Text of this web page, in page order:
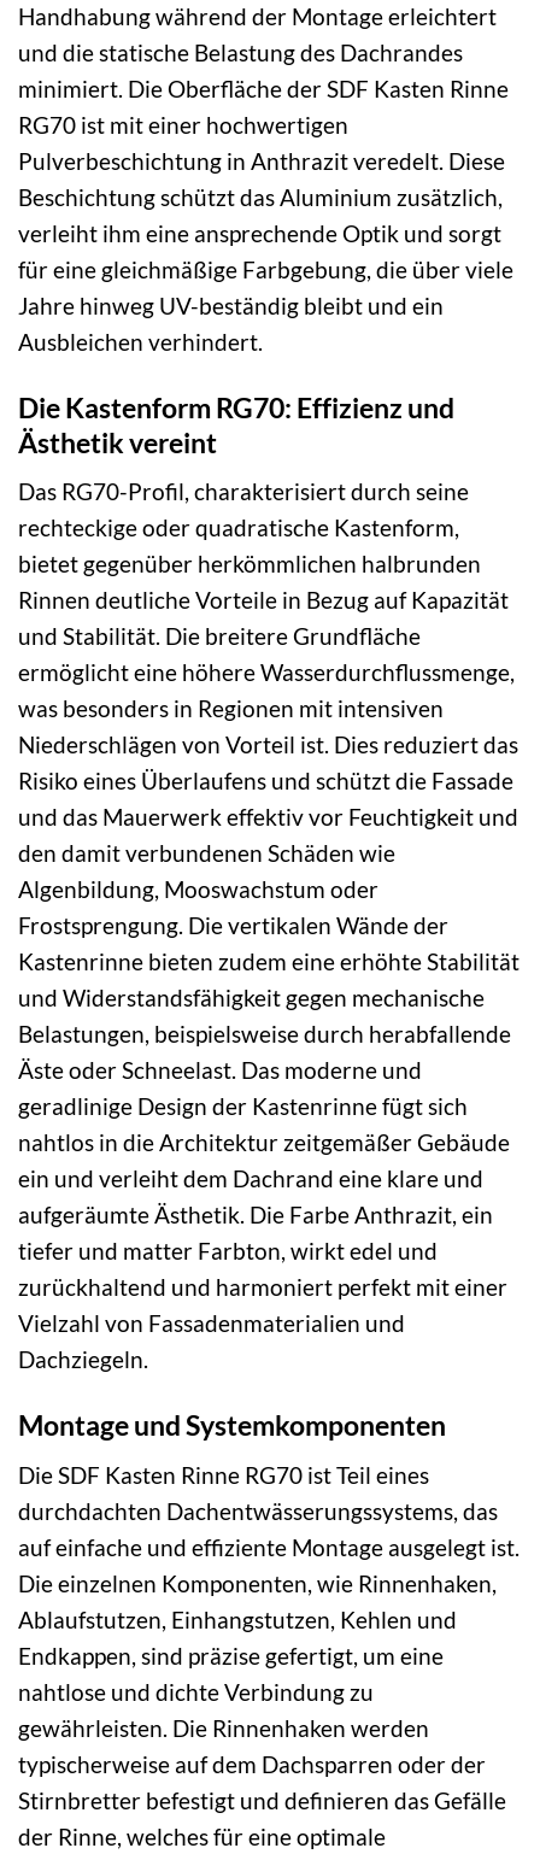
Handhabung während der Montage erleichtert
und die statische Belastung des Dachrandes
minimiert. Die Oberfläche der SDF Kasten Rinne
RG70 ist mit einer hochwertigen
Pulverbeschichtung in Anthrazit veredelt. Diese
Beschichtung schützt das Aluminium zusätzlich,
verleiht ihm eine ansprechende Optik und sorgt
für eine gleichmäßige Farbgebung, die über viele
Jahre hinweg UV-beständig bleibt und ein
Ausbleichen verhindert.
Die Kastenform RG70: Effizienz und
Ästhetik vereint
Das RG70-Profil, charakterisiert durch seine
rechteckige oder quadratische Kastenform,
bietet gegenüber herkömmlichen halbrunden
Rinnen deutliche Vorteile in Bezug auf Kapazität
und Stabilität. Die breitere Grundfläche
ermöglicht eine höhere Wasserdurchflussmenge,
was besonders in Regionen mit intensiven
Niederschlägen von Vorteil ist. Dies reduziert das
Risiko eines Überlaufens und schützt die Fassade
und das Mauerwerk effektiv vor Feuchtigkeit und
den damit verbundenen Schäden wie
Algenbildung, Mooswachstum oder
Frostsprengung. Die vertikalen Wände der
Kastenrinne bieten zudem eine erhöhte Stabilität
und Widerstandsfähigkeit gegen mechanische
Belastungen, beispielsweise durch herabfallende
Äste oder Schneelast. Das moderne und
geradlinige Design der Kastenrinne fügt sich
nahtlos in die Architektur zeitgemäßer Gebäude
ein und verleiht dem Dachrand eine klare und
aufgeräumte Ästhetik. Die Farbe Anthrazit, ein
tiefer und matter Farbton, wirkt edel und
zurückhaltend und harmoniert perfekt mit einer
Vielzahl von Fassadenmaterialien und
Dachziegeln.
Montage und Systemkomponenten
Die SDF Kasten Rinne RG70 ist Teil eines
durchdachten Dachentwässerungssystems, das
auf einfache und effiziente Montage ausgelegt ist.
Die einzelnen Komponenten, wie Rinnenhaken,
Ablaufstutzen, Einhangstutzen, Kehlen und
Endkappen, sind präzise gefertigt, um eine
nahtlose und dichte Verbindung zu
gewährleisten. Die Rinnenhaken werden
typischerweise auf dem Dachsparren oder der
Stirnbretter befestigt und definieren das Gefälle
der Rinne, welches für eine optimale